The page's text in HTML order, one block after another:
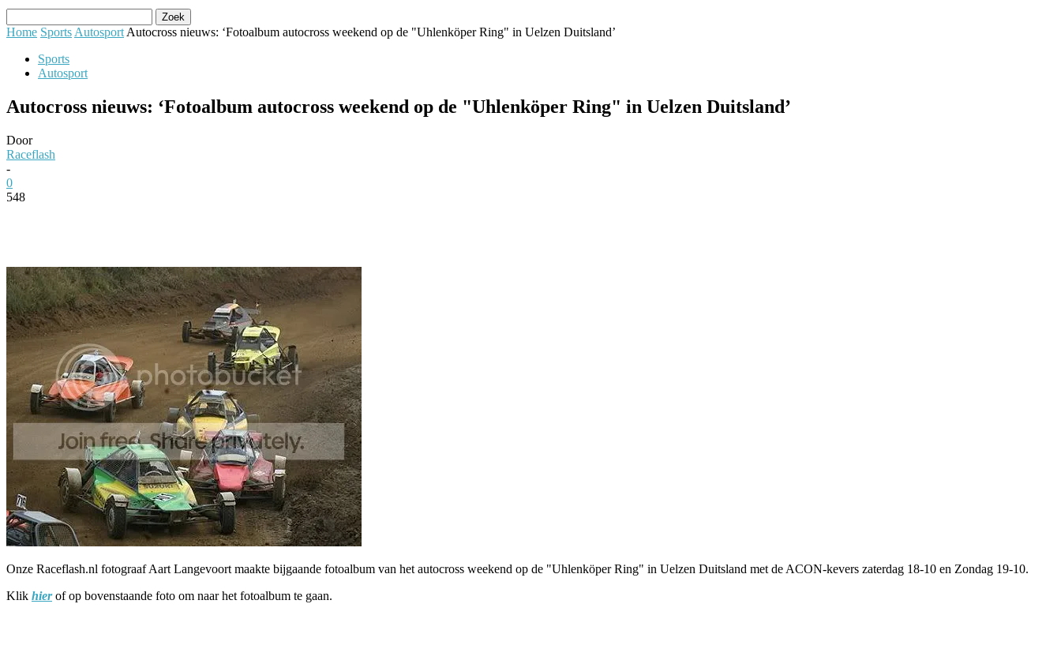
Home Sports Autosport Autocross nieuws: ‘Fotoalbum autocross weekend op de "Uhlenköper Ring" in Uelzen Duitsland’
Sports
Autosport
Autocross nieuws: ‘Fotoalbum autocross weekend op de "Uhlenköper Ring" in Uelzen Duitsland’
Door
Raceflash
-
0
548
Onze Raceflash.nl fotograaf Aart Langevoort maakte bijgaande fotoalbum van het autocross weekend op de "Uhlenköper Ring" in Uelzen Duitsland met de ACON-kevers zaterdag 18-10 en Zondag 19-10.
Klik hierof op bovenstaande foto om naar het fotoalbum te gaan.